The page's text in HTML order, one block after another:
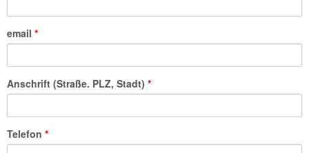
email *
Anschrift (Straße. PLZ, Stadt) *
Telefon *